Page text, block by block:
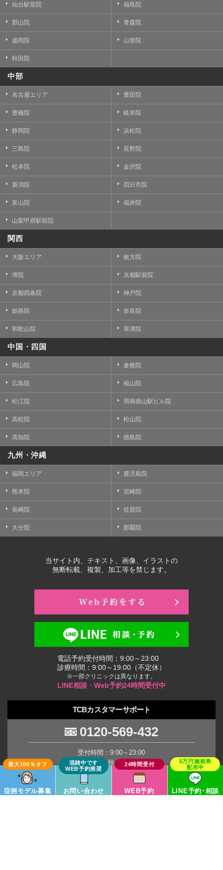
仙台駅前院 福島院
郡山院 青森院
盛岡院 山形院
秋田院
中部
名古屋エリア 豊田院
豊橋院 岐阜院
静岡院 浜松院
三島院 長野院
松本院 金沢院
新潟院 四日市院
富山院 福井院
山梨甲府駅前院
関西
大阪エリア 枚方院
堺院 京都駅前院
京都四条院 神戸院
姫路院 奈良院
和歌山院 草津院
中国・四国
岡山院 倉敷院
広島院 福山院
松江院 周南徳山駅ビル院
高松院 松山院
高知院 徳島院
九州・沖縄
福岡エリア 鹿児島院
熊本院 宮崎院
長崎院 佐賀院
大分院 那覇院
当サイト内、テキスト、画像、イラストの
無断転載、複製、加工等を禁じます。
電話予約受付時間：9:00～23:00
診療時間：9:00～19:00（不定休）
※一部クリニックは異なります。
LINE相談・Web予約24時間受付中
TCBカスタマーサポート
0120-569-432
受付時間：9:00～23:00
(年末年始を除く土日祝日)
※臨時休業の場合がございます。
症例モデル募集 お問い合わせ WEB予約 LINE予約･相談